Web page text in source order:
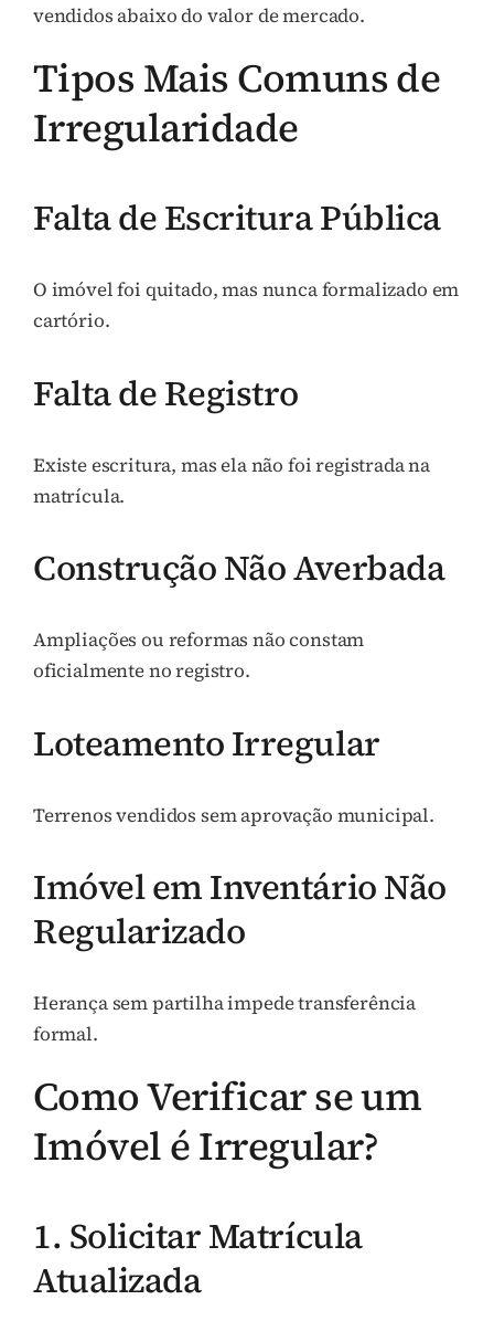
vendidos abaixo do valor de mercado.
Tipos Mais Comuns de
Irregularidade
Falta de Escritura Pública
O imóvel foi quitado, mas nunca formalizado em
cartório.
Falta de Registro
Existe escritura, mas ela não foi registrada na
matrícula.
Construção Não Averbada
Ampliações ou reformas não constam
oficialmente no registro.
Loteamento Irregular
Terrenos vendidos sem aprovação municipal.
Imóvel em Inventário Não
Regularizado
Herança sem partilha impede transferência
formal.
Como Verificar se um
Imóvel é Irregular?
1. Solicitar Matrícula
Atualizada